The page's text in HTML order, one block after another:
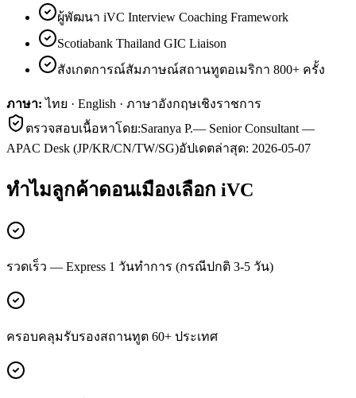
ผู้พัฒนา iVC Interview Coaching Framework
Scotiabank Thailand GIC Liaison
สังเกตการณ์สัมภาษณ์สถานทูตอเมริกา 800+ ครั้ง
ภาษา: ไทย · English · ภาษาอังกฤษเชิงราชการ
ตรวจสอบเนื้อหาโดย:Saranya P.— Senior Consultant —
APAC Desk (JP/KR/CN/TW/SG)อัปเดตล่าสุด: 2026-05-07
ทำไมลูกค้าดอนเมืองเลือก iVC
รวดเร็ว — Express 1 วันทำการ (กรณีปกติ 3-5 วัน)
ครอบคลุมรับรองสถานทูต 60+ ประเทศ